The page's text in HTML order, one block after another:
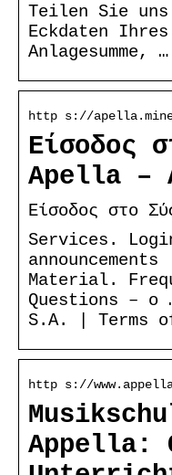
Teilen Sie
Eckdaten
Anlagesumme, …
http s://
Είσοδος
Apella –
Είσοδος στο
Services.
Material.
Questions – o
S.A. | Terms
http s://
Appella: